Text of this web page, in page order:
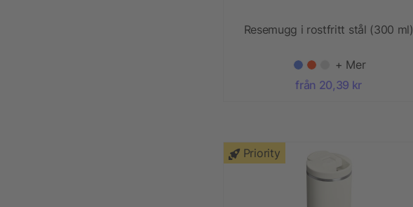
Resemugg i rostfritt stål (300 ml)
+ Mer
från 20,39 kr
Priority